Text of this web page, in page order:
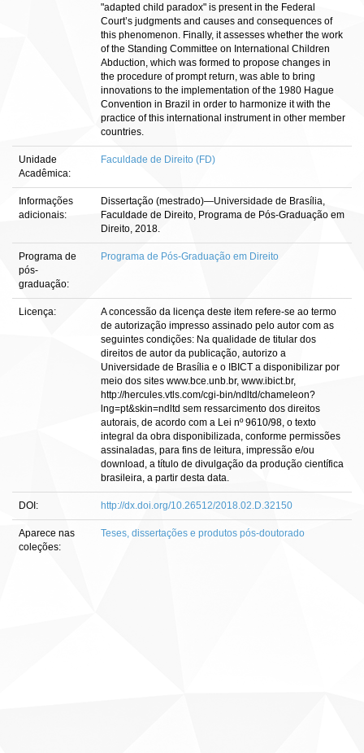
"adapted child paradox" is present in the Federal
Court’s judgments and causes and consequences of
this phenomenon. Finally, it assesses whether the work
of the Standing Committee on International Children
Abduction, which was formed to propose changes in
the procedure of prompt return, was able to bring
innovations to the implementation of the 1980 Hague
Convention in Brazil in order to harmonize it with the
practice of this international instrument in other member
countries.
Unidade
Acadêmica:
Faculdade de Direito (FD)
Informações
adicionais:
Dissertação (mestrado)—Universidade de Brasília,
Faculdade de Direito, Programa de Pós-Graduação em
Direito, 2018.
Programa de
pós-
graduação:
Programa de Pós-Graduação em Direito
Licença:
A concessão da licença deste item refere-se ao termo
de autorização impresso assinado pelo autor com as
seguintes condições: Na qualidade de titular dos
direitos de autor da publicação, autorizo a
Universidade de Brasília e o IBICT a disponibilizar por
meio dos sites www.bce.unb.br, www.ibict.br,
http://hercules.vtls.com/cgi-bin/ndltd/chameleon?
lng=pt&skin=ndltd sem ressarcimento dos direitos
autorais, de acordo com a Lei nº 9610/98, o texto
integral da obra disponibilizada, conforme permissões
assinaladas, para fins de leitura, impressão e/ou
download, a título de divulgação da produção científica
brasileira, a partir desta data.
DOI: http://dx.doi.org/10.26512/2018.02.D.32150
Aparece nas
coleções:
Teses, dissertações e produtos pós-doutorado